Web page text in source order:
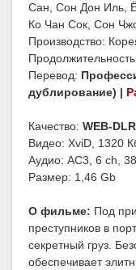
Сан, Сон Дон Иль,
Ко Чан Сок, Сон
Производство:
Перевод:
дублирование) |
Качество: WEB-
Видео: XviD, 1320
Аудио: АС3, 6 ch,
Размер: 1,46 Gb
О фильме: Под
преступников в
секретный груз.
обеспечивает